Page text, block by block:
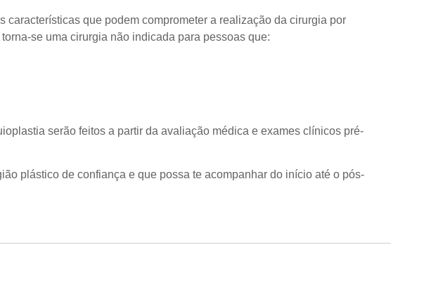
que podem comprometer a realização da cirurgia por
torna-se uma cirurgia não indicada para pessoas que:
serão feitos a partir da avaliação médica e exames clínicos pré-
plástico de confiança e que possa te acompanhar do início até o pós-